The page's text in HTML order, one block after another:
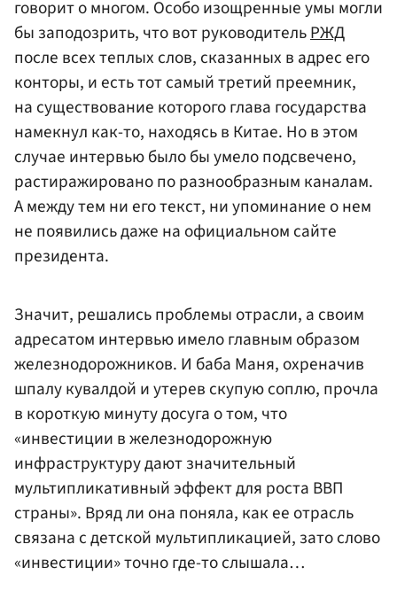
говорит о многом. Особо изощренные умы могли
бы заподозрить, что вот руководительРЖД
после всех теплых слов, сказанных в адрес его
конторы, и есть тот самый третий преемник,
на существование которого глава государства
намекнул как-то, находясь в Китае. Но в этом
случае интервью было бы умело подсвечено,
растиражировано по разнообразным каналам.
А между тем ни его текст, ни упоминание о нем
не появились даже на официальном сайте
президента.
Значит, решались проблемы отрасли, а своим
адресатом интервью имело главным образом
железнодорожников. И баба Маня, охреначив
шпалу кувалдой и утерев скупую соплю, прочла
в короткую минуту досуга о том, что
«инвестиции в железнодорожную
инфраструктуру дают значительный
мультипликативный эффект для роста ВВП
страны». Вряд ли она поняла, как ее отрасль
связана с детской мультипликацией, зато слово
«инвестиции» точно где-то слышала…